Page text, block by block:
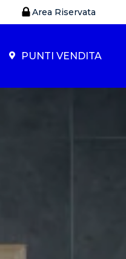
Area Riservata
PUNTI VENDITA